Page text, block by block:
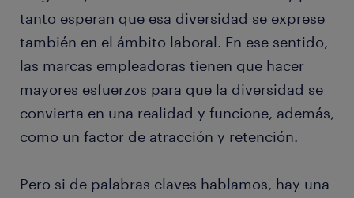
tanto esperan que esa diversidad se exprese
también en el ámbito laboral. En ese sentido,
las marcas empleadoras tienen que hacer
mayores esfuerzos para que la diversidad se
convierta en una realidad y funcione, además,
como un factor de atracción y retención.
Pero si de palabras claves hablamos, hay una